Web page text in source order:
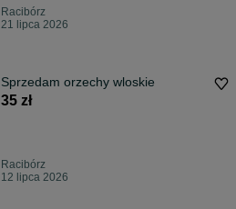
Racibórz
21 lipca 2026
Sprzedam orzechy wloskie
35 zł
Racibórz
12 lipca 2026